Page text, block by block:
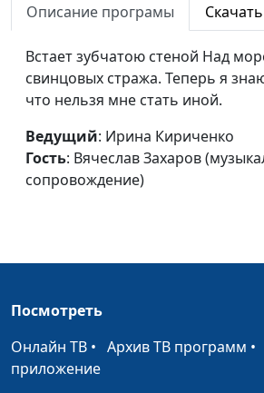
долей... (Николай
Клюев)
Ирина
Вячеслав
Туман и заря над
землей полусонной...
(Поликсена Соловьева)
Ирина
Вячеслав
(Джон Дон)
Гимн Богу-Отцу (Джон
Дон)
Николай
Описание програмы Скачать
Встает зубчатою стеной Над
свинцовых стража. Теперь я
что нельзя мне стать иной.
Ведущий: Ирина Кириченко
Гость: Вячеслав Захаров
сопровождение)
Посмотреть
Онлайн ТВ • Архив ТВ программ •
приложение